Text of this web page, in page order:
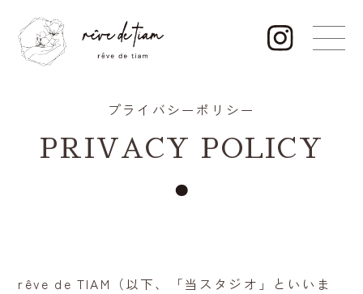
プライバシーポリシー
PRIVACY POLICY
rêve de TIAM（以下、「当スタジオ」といいま